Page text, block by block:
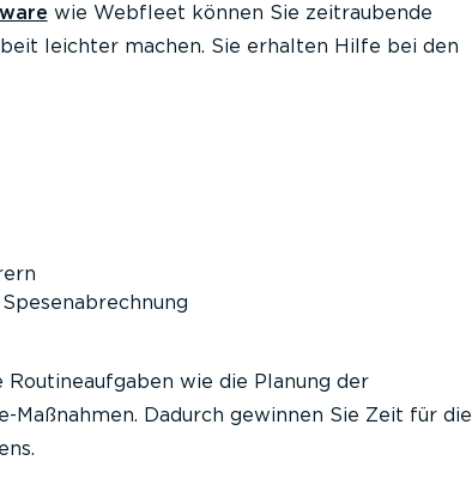
wie Webfleet können Sie zeitraubende
leichter machen. Sie erhalten Hilfe bei den
wie die Planung der
Maßnahmen. Dadurch gewinnen Sie Zeit für die